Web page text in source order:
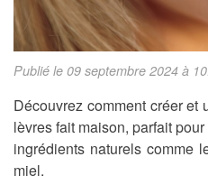
Publié le 09 septembre 2024 à
Découvrez comment créer
lèvres fait maison, parfait
ingrédients naturels comme
miel.